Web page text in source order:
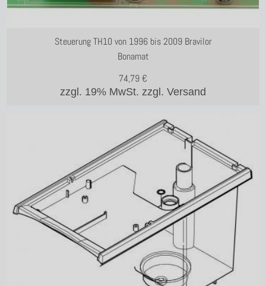
Steuerung TH10 von 1996 bis 2009 Bravilor
Bonamat
zzgl. 19% MwSt. zzgl. Versand
74,79€